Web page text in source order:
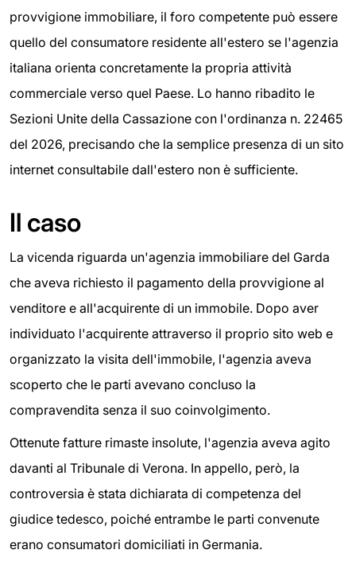
provvigione immobiliare, il foro competente può essere
quello del consumatore residente all'estero se l'agenzia
italiana orienta concretamente la propria attività
commerciale verso quel Paese. Lo hanno ribadito le
Sezioni Unite della Cassazione con l'ordinanza n. 22465
del 2026, precisando che la semplice presenza di un sito
internet consultabile dall'estero non è sufficiente.
Il caso
La vicenda riguarda un'agenzia immobiliare del Garda
che aveva richiesto il pagamento della provvigione al
venditore e all'acquirente di un immobile. Dopo aver
individuato l'acquirente attraverso il proprio sito web e
organizzato la visita dell'immobile, l'agenzia aveva
scoperto che le parti avevano concluso la
compravendita senza il suo coinvolgimento.
Ottenute fatture rimaste insolute, l'agenzia aveva agito
davanti al Tribunale di Verona. In appello, però, la
controversia è stata dichiarata di competenza del
giudice tedesco, poiché entrambe le parti convenute
erano consumatori domiciliati in Germania.